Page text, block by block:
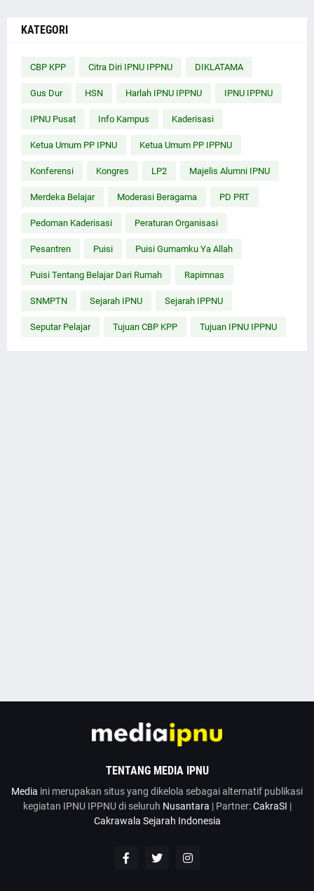
KATEGORI
CBP KPP Citra Diri IPNU IPPNU DIKLATAMA
Gus Dur HSN Harlah IPNU IPPNU IPNU IPPNU
IPNU Pusat Info Kampus Kaderisasi
Ketua Umum PP IPNU Ketua Umum PP IPPNU
Konferensi Kongres LP2 Majelis Alumni IPNU
Merdeka Belajar Moderasi Beragama PD PRT
Pedoman Kaderisasi Peraturan Organisasi
Pesantren Puisi Puisi Gumamku Ya Allah
Puisi Tentang Belajar Dari Rumah Rapimnas
SNMPTN Sejarah IPNU Sejarah IPPNU
Seputar Pelajar Tujuan CBP KPP Tujuan IPNU IPPNU
TENTANG MEDIA IPNU
Media ini merupakan situs yang dikelola sebagai alternatif publikasi
kegiatan IPNU IPPNU di seluruh Nusantara | Partner:CakraSI |
Cakrawala Sejarah Indonesia